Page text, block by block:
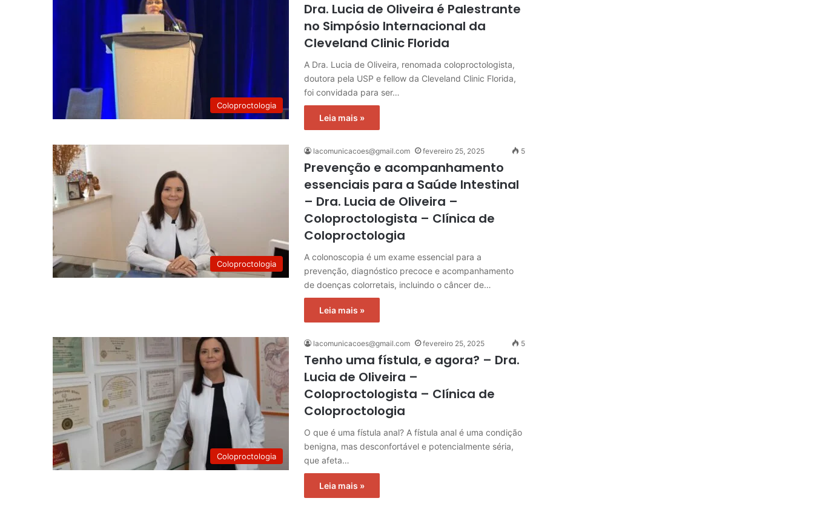
Coloproctologia
Dra. Lucia de Oliveira é Palestrante
no Simpósio Internacional da
Cleveland Clinic Florida
A Dra. Lucia de Oliveira, renomada coloproctologista,
doutora pela USP e fellow da Cleveland Clinic Florida,
foi convidada para ser…
Leia mais »
Coloproctologia
lacomunicacoes@gmail.com fevereiro 25, 2025 5
Prevenção e acompanhamento
essenciais para a Saúde Intestinal
– Dra. Lucia de Oliveira –
Coloproctologista – Clínica de
Coloproctologia
A colonoscopia é um exame essencial para a
prevenção, diagnóstico precoce e acompanhamento
de doenças colorretais, incluindo o câncer de…
Leia mais »
Coloproctologia
lacomunicacoes@gmail.com fevereiro 25, 2025 5
Tenho uma fístula, e agora? – Dra.
Lucia de Oliveira –
Coloproctologista – Clínica de
Coloproctologia
O que é uma fístula anal? A fístula anal é uma condição
benigna, mas desconfortável e potencialmente séria,
que afeta…
Leia mais »